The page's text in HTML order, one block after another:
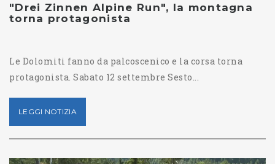
"Drei Zinnen Alpine Run", la montagna
torna protagonista
Le Dolomiti fanno da palcoscenico e la corsa torna
protagonista. Sabato 12 settembre Sesto...
LEGGI NOTIZIA